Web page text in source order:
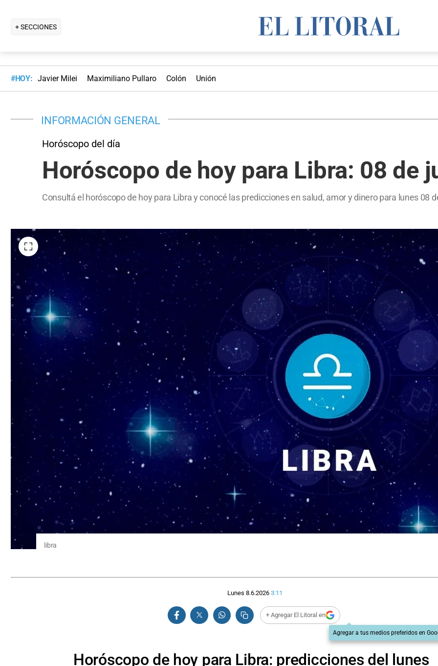
+ SECCIONES
#HOY: Javier Milei Maximiliano Pullaro Colón Unión
INFORMACIÓN GENERAL
Horóscopo del día
Horóscopo de hoy para Libra: 08 de
Consultá el horóscopo de hoy para Libra y conocé las predicciones en salud, amor y dinero para lunes 08
libra
Lunes 8.6.2026 3:11
+ Agregar El Litoral en
Agregar a tus medios preferidos en
Horóscopo de hoy para Libra: predicciones del lunes